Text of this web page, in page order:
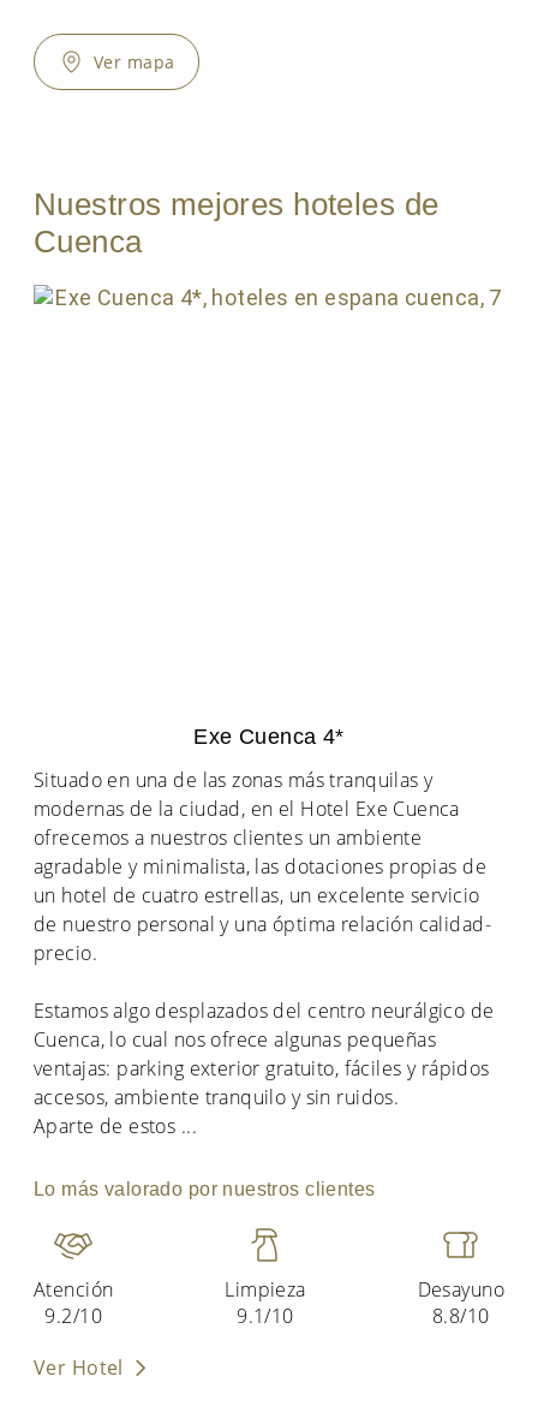
Ver mapa
Nuestros mejores hoteles de
Cuenca
Exe Cuenca 4*
Situado en una de las zonas más tranquilas y
modernas de la ciudad, en el Hotel Exe Cuenca
ofrecemos a nuestros clientes un ambiente
agradable y minimalista, las dotaciones propias de
un hotel de cuatro estrellas, un excelente servicio
de nuestro personal y una óptima relación calidad-
precio.
Estamos algo desplazados del centro neurálgico de
Cuenca, lo cual nos ofrece algunas pequeñas
ventajas: parking exterior gratuito, fáciles y rápidos
accesos, ambiente tranquilo y sin ruidos.
Aparte de estos ...
Lo más valorado por nuestros clientes
Atención
9.2/10
Limpieza
9.1/10
Desayuno
8.8/10
Ver Hotel